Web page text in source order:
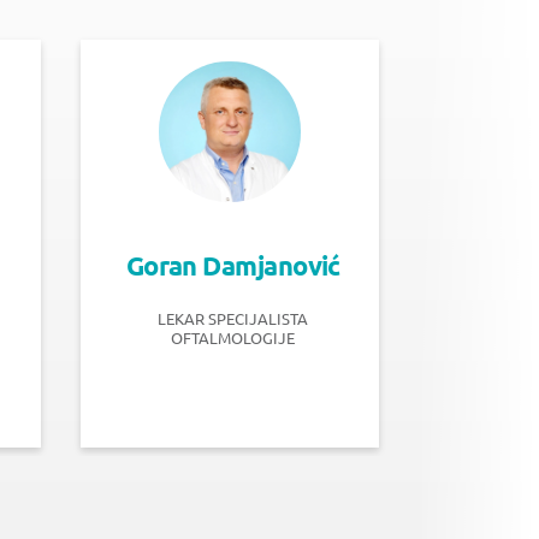
Goran Damjanović
LEKAR SPECIJALISTA
OFTALMOLOGIJE